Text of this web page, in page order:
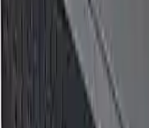
Paylaş:
Yorumlar: